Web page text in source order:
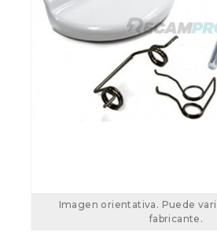
Imagen orientativa. Puede
fabricante.